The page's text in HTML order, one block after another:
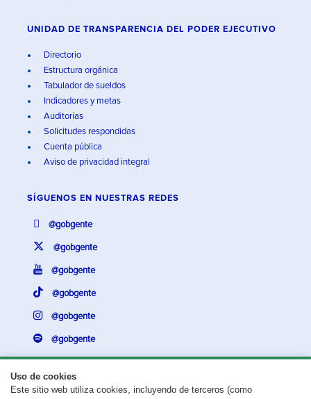
Uso de cookies
Este sitio web utiliza cookies, incluyendo de terceros (como
UNIDAD DE TRANSPARENCIA DEL PODER EJECUTIVO
Directorio
Estructura orgánica
Tabulador de sueldos
Indicadores y metas
Auditorías
Solicitudes respondidas
Cuenta pública
Aviso de privacidad integral
SÍGUENOS EN NUESTRAS REDES
@gobgente
@gobgente
@gobgente
@gobgente
@gobgente
@gobgente
¿Existe algún problema con esta página?Repórtalo aquí.